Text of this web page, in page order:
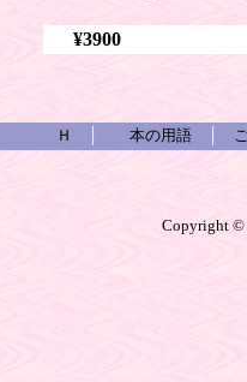
¥3900
Ｈ 本の用語│
Copyright ©